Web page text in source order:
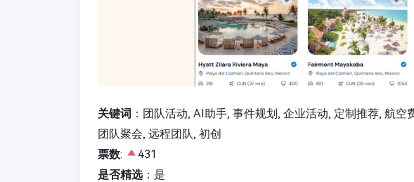
关键词 ：团队活动, AI助手, 事件规划, 企业活动, 定制推荐, 航
团队聚会, 远程团队, 初创
票数:
431
是否精选：是